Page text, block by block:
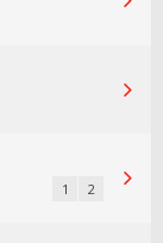
1 2